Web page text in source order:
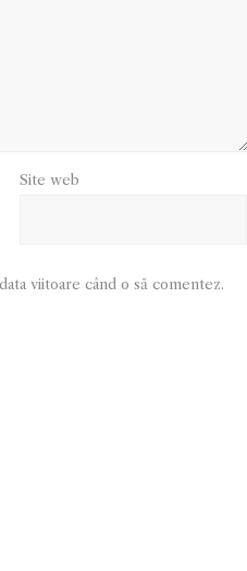
Site web
viitoare când o să comentez.